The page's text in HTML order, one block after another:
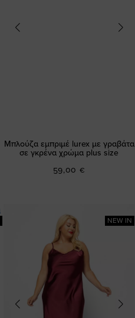
Μπλούζα εμπριμέ lurex με γραβάτα
σε γκρένα χρώμα plus size
59,00 €
NEW IN